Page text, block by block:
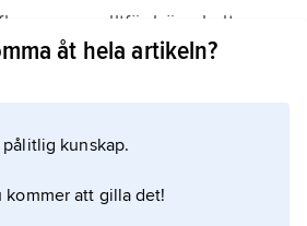
gaser; alltför höga halter
(väte), slagger (syre)
600 °C.
åt hela artikeln?
kunskap.
kommer att gilla det!